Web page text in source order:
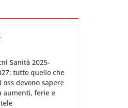
Sanità 2025-
tutto quello che
oss devono sapere
aumenti, ferie e